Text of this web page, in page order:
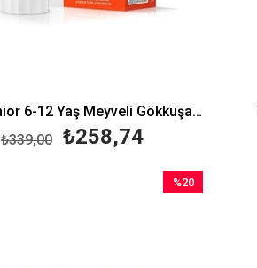
Rocs Junior 6-12 Yaş Meyveli Gökkuşağı Diş Macunu 60 ml
₺258,74
₺339,00
%20